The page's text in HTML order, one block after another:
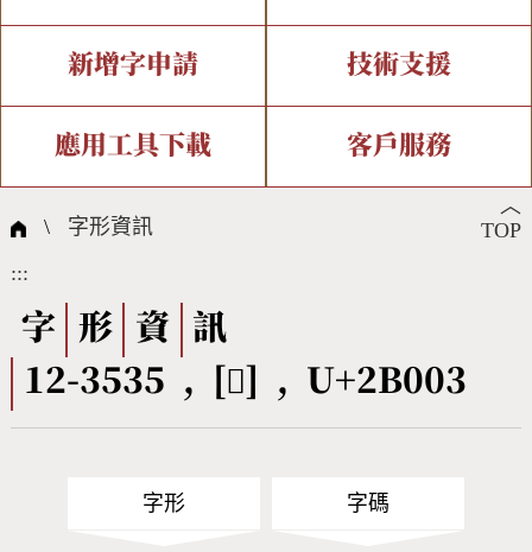
全字庫介紹 全字庫現況
中文碼介紹 專有名詞介紹
國際字碼相關組織
IDS查詢 部件查詢
複合查詢 注音查詢
筆畫查詢
筆順序查詢
CNS查詢 Unicode查詢
新增字申請
新字申請處理流程
技術支援
字形即時顯示 造字解決方案
全字庫授權 轉碼Web Service
應用工具下載
個人電腦造字處理工具
字形下載
客戶服務
問題集
熱門查詢統計
︿
TOP
\ 字形資訊
:::
字 形 資
訊
12-3535 , [𫀃] , U+2B003
字形 字碼